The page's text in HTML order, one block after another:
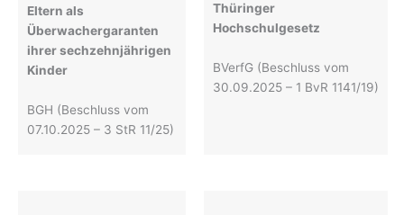
Eltern als
Überwachergaranten
ihrer sechzehnjährigen
Kinder
BGH (Beschluss vom
07.10.2025 – 3 StR 11/25)
Thüringer
Hochschulgesetz
BVerfG (Beschluss vom
30.09.2025 – 1 BvR 1141/19)